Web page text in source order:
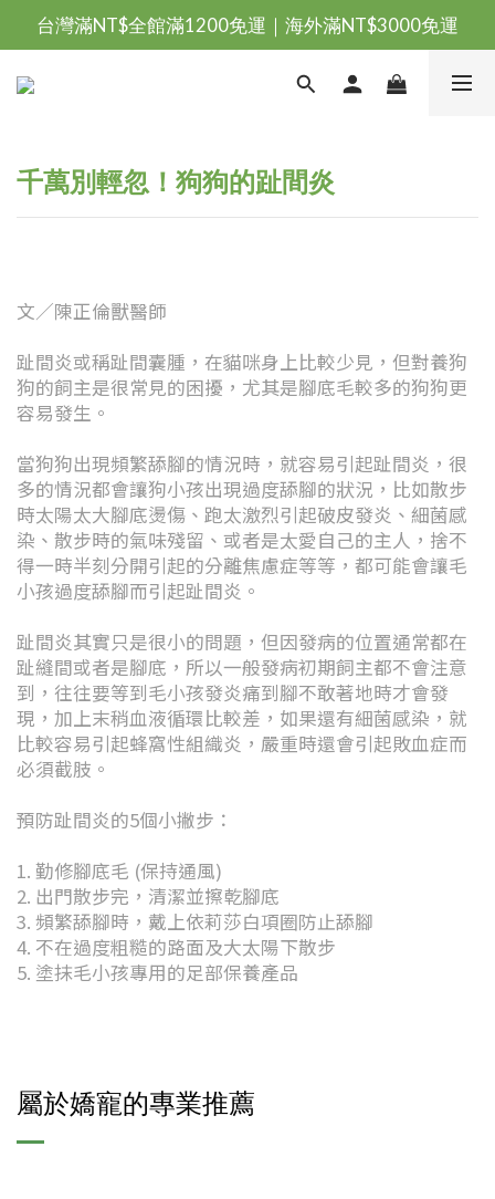
台灣滿NT$全館滿1200免運｜海外滿NT$3000免運
台灣滿NT$全館滿1200免運｜海外滿NT$3000免運
會員優惠專區由此進
千萬別輕忽！狗狗的趾間炎
文／陳正倫獸醫師
趾間炎或稱趾間囊腫，在貓咪身上比較少見，但對養狗
狗的飼主是很常見的困擾，尤其是腳底毛較多的狗狗更
容易發生。
當狗狗出現頻繁舔腳的情況時，就容易引起趾間炎，很
多的情況都會讓狗小孩出現過度舔腳的狀況，比如散步
時太陽太大腳底燙傷、跑太激烈引起破皮發炎、細菌感
染、散步時的氣味殘留、或者是太愛自己的主人，捨不
得一時半刻分開引起的分離焦慮症等等，都可能會讓毛
小孩過度舔腳而引起趾間炎。
趾間炎其實只是很小的問題，但因發病的位置通常都在
趾縫間或者是腳底，所以一般發病初期飼主都不會注意
到，往往要等到毛小孩發炎痛到腳不敢著地時才會發
現，加上末稍血液循環比較差，如果還有細菌感染，就
比較容易引起蜂窩性組織炎，嚴重時還會引起敗血症而
必須截肢。
預防趾間炎的5個小撇步：
1. 勤修腳底毛 (保持通風)
2. 出門散步完，清潔並擦乾腳底
3. 頻繁舔腳時，戴上依莉莎白項圈防止舔腳
4. 不在過度粗糙的路面及大太陽下散步
5. 塗抹毛小孩專用的足部保養產品
屬於嬌寵的專業推薦